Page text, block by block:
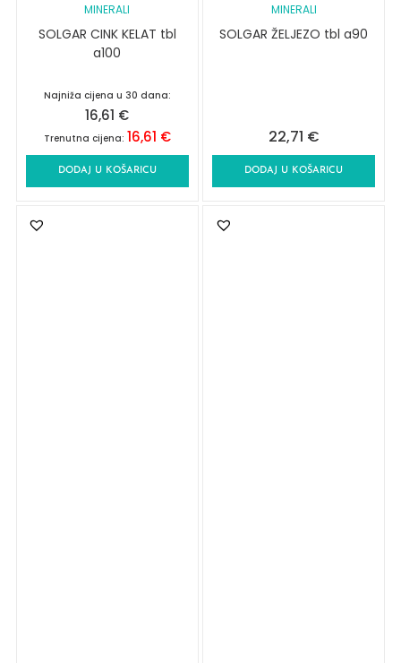
MINERALI
SOLGAR CINK KELAT tbl
a100
Najniža cijena u 30 dana:
16,61 €
Trenutna cijena: 16,61 €
DODAJ U KOŠARICU
MINERALI
SOLGAR ŽELJEZO tbl a90
22,71 €
DODAJ U KOŠARICU